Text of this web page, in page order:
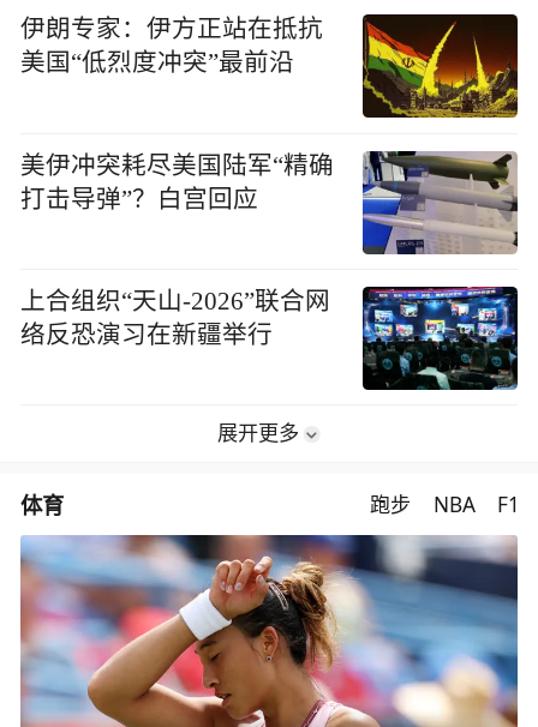
伊朗专家：伊方正站在抵抗
美国“低烈度冲突”最前沿
美伊冲突耗尽美国陆军“精确
打击导弹”？白宫回应
上合组织“天山-2026”联合网
络反恐演习在新疆举行
展开更多
体育 跑步 NBA F1